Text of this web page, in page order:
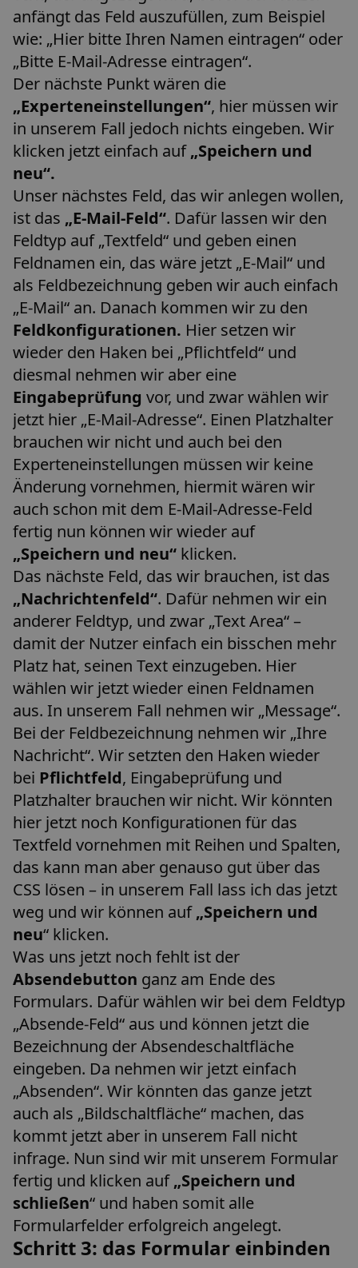
anfängt das Feld auszufüllen, zum Beispiel
wie: „Hier bitte Ihren Namen eintragen“ oder
„Bitte E-Mail-Adresse eintragen“.
Der nächste Punkt wären die
„Experteneinstellungen“, hier müssen wir
in unserem Fall jedoch nichts eingeben. Wir
klicken jetzt einfach auf„Speichern und
neu“.
Unser nächstes Feld, das wir anlegen wollen,
ist das „E-Mail-Feld“. Dafür lassen wir den
Feldtyp auf „Textfeld“ und geben einen
Feldnamen ein, das wäre jetzt „E-Mail“ und
als Feldbezeichnung geben wir auch einfach
„E-Mail“ an. Danach kommen wir zu den
Feldkonfigurationen. Hier setzen wir
wieder den Haken bei „Pflichtfeld“ und
diesmal nehmen wir aber eine
Eingabeprüfung vor, und zwar wählen wir
jetzt hier „E-Mail-Adresse“. Einen Platzhalter
brauchen wir nicht und auch bei den
Experteneinstellungen müssen wir keine
Änderung vornehmen, hiermit wären wir
auch schon mit dem E-Mail-Adresse-Feld
fertig nun können wir wieder auf
„Speichern und neu“ klicken.
Das nächste Feld, das wir brauchen, ist das
„Nachrichtenfeld“. Dafür nehmen wir ein
anderer Feldtyp, und zwar „Text Area“ –
damit der Nutzer einfach ein bisschen mehr
Platz hat, seinen Text einzugeben. Hier
wählen wir jetzt wieder einen Feldnamen
aus. In unserem Fall nehmen wir „Message“.
Bei der Feldbezeichnung nehmen wir „Ihre
Nachricht“. Wir setzten den Haken wieder
bei Pflichtfeld, Eingabeprüfung und
Platzhalter brauchen wir nicht. Wir könnten
hier jetzt noch Konfigurationen für das
Textfeld vornehmen mit Reihen und Spalten,
das kann man aber genauso gut über das
CSS lösen – in unserem Fall lass ich das jetzt
weg und wir können auf„Speichern und
neu“ klicken.
Was uns jetzt noch fehlt ist der
Absendebutton ganz am Ende des
Formulars. Dafür wählen wir bei dem Feldtyp
„Absende-Feld“ aus und können jetzt die
Bezeichnung der Absendeschaltfläche
eingeben. Da nehmen wir jetzt einfach
„Absenden“. Wir könnten das ganze jetzt
auch als „Bildschaltfläche“ machen, das
kommt jetzt aber in unserem Fall nicht
infrage. Nun sind wir mit unserem Formular
fertig und klicken auf„Speichern und
schließen“ und haben somit alle
Formularfelder erfolgreich angelegt.
Schritt 3: das Formular einbinden